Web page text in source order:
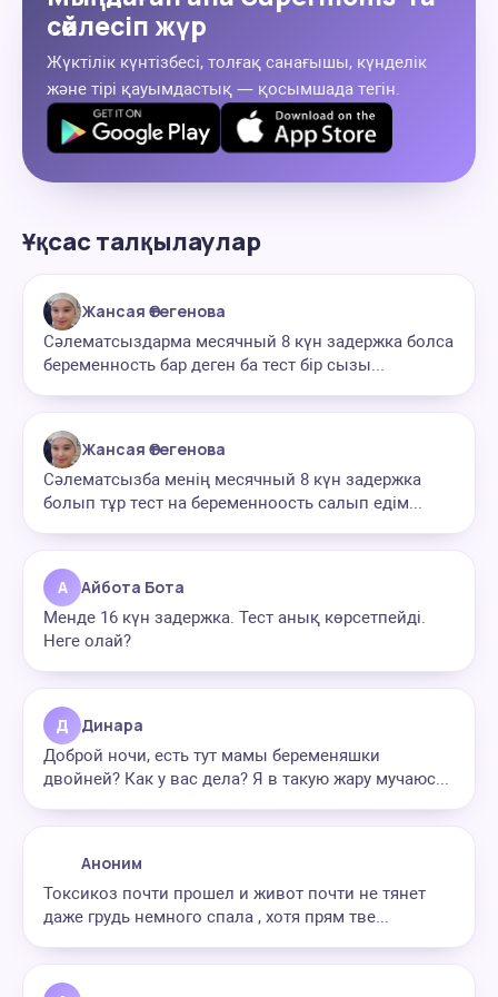
сөйлесіп жүр
Жүктілік күнтізбесі, толғақ санағышы, күнделік
және тірі қауымдастық — қосымшада тегін.
Ұқсас талқылаулар
Жансая Өтегенова
Сәлематсыздарма месячный 8 күн задержка болса
беременность бар деген ба тест бір сызы...
Жансая Өтегенова
Сәлематсызба менің месячный 8 күн задержка
болып тұр тест на беременноость салып едім...
А Айбота Бота
Менде 16 күн задержка. Тест анық көрсетпейді.
Неге олай?
Д Динара
Доброй ночи, есть тут мамы беременяшки
двойней? Как у вас дела? Я в такую жару мучаюс...
Аноним
Токсикоз почти прошел и живот почти не тянет
даже грудь немного спала , хотя прям тве...